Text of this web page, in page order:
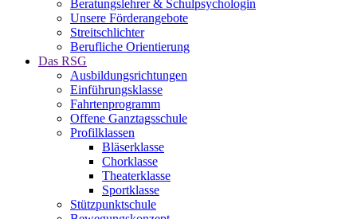
Beratungslehrer & Schulpsychologin
Unsere Förderangebote
Streitschlichter
Berufliche Orientierung
Das RSG
Ausbildungsrichtungen
Einführungsklasse
Fahrtenprogramm
Offene Ganztagsschule
Profilklassen
Bläserklasse
Chorklasse
Theaterklasse
Sportklasse
Stützpunktschule